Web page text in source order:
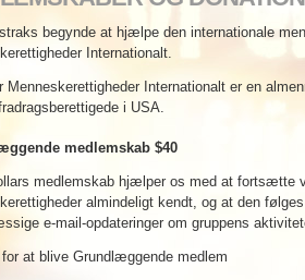
begynde at hjælpe den internationale
Internationalt.
Menneskerettigheder Internationalt er en
i USA.
mediekampagner – at få
menneskerettigheds public service-annoncer.
medlemskab $40
medlemskab hjælper os med at fortsætte
almindeligt kendt, og at den
e-mail-opdateringer om gruppens
at blive Grundlæggende medlem